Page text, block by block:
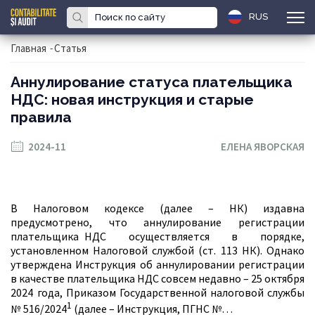
RUS
Главная -Статья
Аннулирование статуса плательщика
НДС: новая инструкция и старые
правила
2024-11 ЕЛЕНА ЯВОРСКАЯ
В Налоговом кодексе (далее – НК) издавна
предусмотрено, что аннулирование регистрации
плательщика НДС осуществляется в порядке,
установленном Налоговой службой (ст. 113 НК). Однако
утверждена Инструкция об аннулировании регистрации
в качестве плательщика НДС совсем недавно – 25 октября
2024 года, Приказом Государственной налоговой службы
№ 516/20241 (далее – Инструкция, ПГНС №…